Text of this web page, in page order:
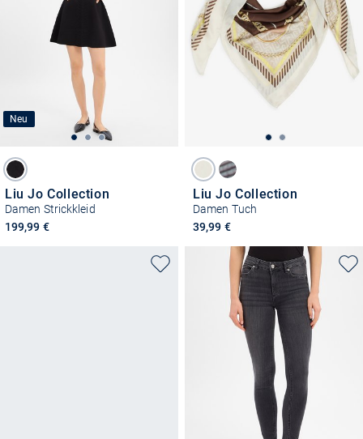
Neu
Liu Jo Collection
Damen Strickkleid
199,99 €
Liu Jo Collection
Damen Tuch
39,99 €